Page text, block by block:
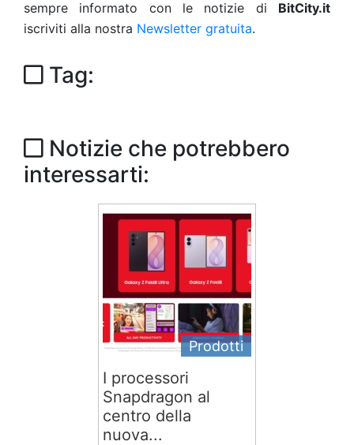
sempre informato con le notizie di BitCity.it
iscriviti alla nostra Newsletter gratuita.
Tag:
Notizie che potrebbero
interessarti:
Prodotti
I processori
Snapdragon al
centro della
nuova...